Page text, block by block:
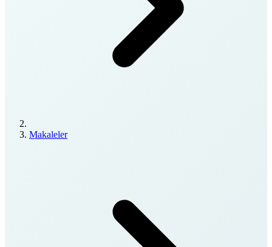
Makaleler